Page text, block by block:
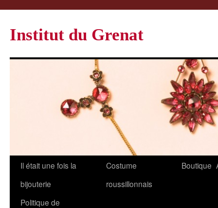
Institut du Grenat
Il était une fois la
bijouterie
Costume
roussillonnais
Boutique
Politique de